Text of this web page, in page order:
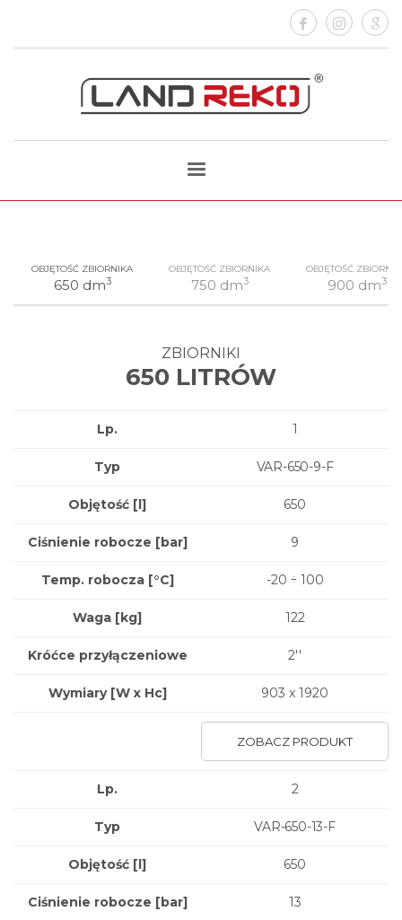
OBJĘTOŚĆ ZBIORNIKA
650 dm3
OBJĘTOŚĆ ZBIORNIKA
750 dm3
OBJĘTOŚĆ
900 dm3
ZBIORNIKI
650 LITRÓW
Lp.
Typ
Objętość [l]
Ciśnienie robocze [bar]
Temp. robocza [°C]
Waga [kg]
Króćce przyłączeniowe
Wymiary [W x Hc]
1
VAR-650-9-F
650
9
-20 ÷ 100
122
2''
903 x 1920
ZOBACZ PRODUKT
Lp.
Typ
Objętość [l]
Ciśnienie robocze [bar]
2
VAR-650-13-F
650
13